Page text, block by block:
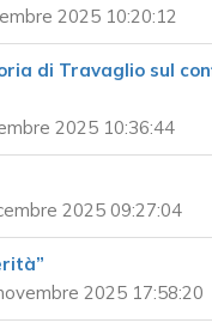
2025 10:20:12
di Travaglio sul
2025 10:36:44
2025 09:27:04
2025 17:58:20